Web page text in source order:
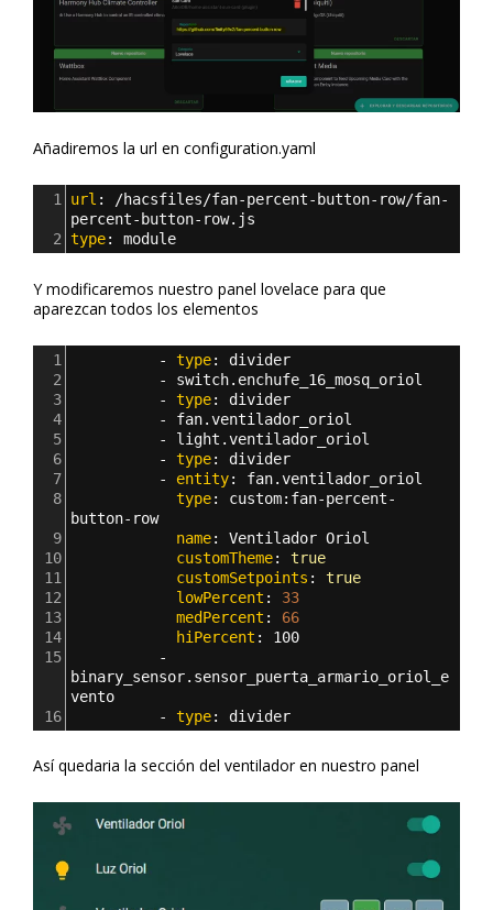
Añadiremos la url en configuration.yaml
1 url :
/hacsfiles/fan-percent-button-row/fan-
percent-button-row.js
2 type: module
Y modificaremos nuestro panel lovelace para que
aparezcan todos los elementos
1 - type: divider
2
- switch.enchufe_16_mosq_oriol
3
- type: divider
4
- fan.ventilador_oriol
5
- light.ventilador_oriol
6
- type: divider
7
- entity: fan.ventilador_oriol
8
type: custom: fan-percent-
button-row
9
name: Ventilador Oriol
10
customTheme: true
11
customSetpoints : true
12
lowPercent : 33
13
medPercent : 66
14
hiPercent : 100
15
binary_sensor.sensor_puerta_armario_oriol_e
vento
16
- type: divider
Así quedaria la sección del ventilador en nuestro panel